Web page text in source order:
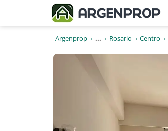
Argenprop ... Rosario Centro